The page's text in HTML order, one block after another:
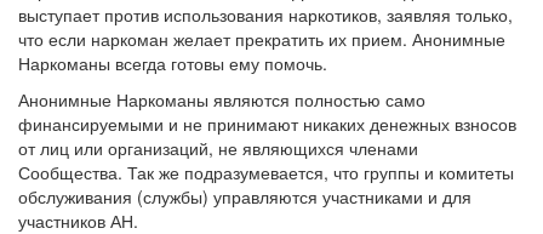
выступает против использования наркотиков, заявляя только,
что если наркоман желает прекратить их прием. Анонимные
Наркоманы всегда готовы ему помочь.
Анонимные Наркоманы являются полностью само
финансируемыми и не принимают никаких денежных взносов
от лиц или организаций, не являющихся членами
Сообщества. Так же подразумевается, что группы и комитеты
обслуживания (службы) управляются участниками и для
участников АН.